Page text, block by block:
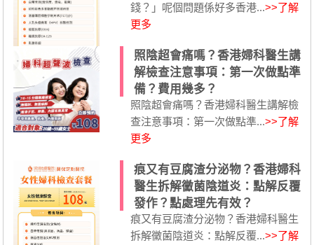
錢？」呢個問題係好多香港...>>了解
更多
照陰超會痛嗎？香港婦科醫生講
解檢查注意事項：第一次做點準
備？費用幾多？
照陰超會痛嗎？香港婦科醫生講解檢
查注意事項：第一次做點準...>>了解
更多
痕又有豆腐渣分泌物？香港婦科
醫生拆解黴菌陰道炎：點解反覆
發作？點處理先有效？
痕又有豆腐渣分泌物？香港婦科醫生
拆解黴菌陰道炎：點解反覆...>>了解